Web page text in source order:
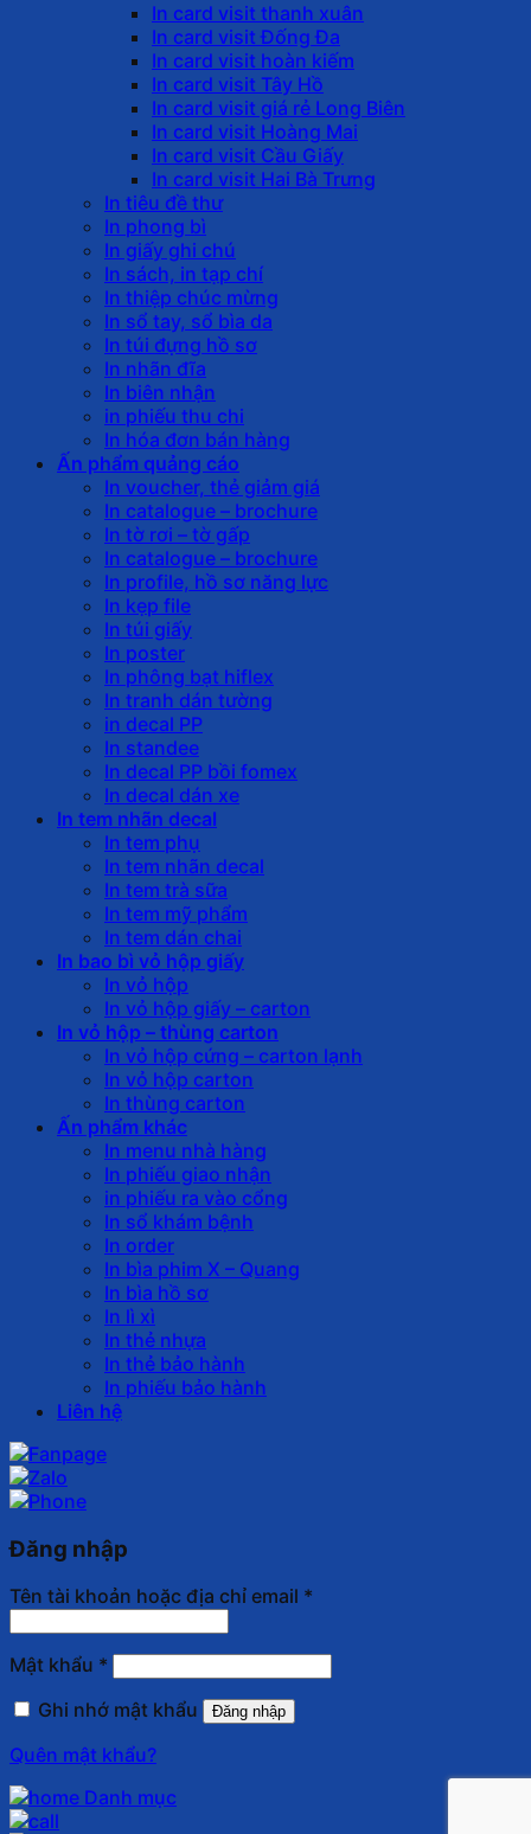
In card visit thanh xuân
In card visit Đống Đa
In card visit hoàn kiếm
In card visit Tây Hồ
In card visit giá rẻ Long Biên
In card visit Hoàng Mai
In card visit Cầu Giấy
In card visit Hai Bà Trưng
In tiêu đề thư
In phong bì
In giấy ghi chú
In sách, in tạp chí
In thiệp chúc mừng
In sổ tay, sổ bìa da
In túi đựng hồ sơ
In nhãn đĩa
In biên nhận
in phiếu thu chi
In hóa đơn bán hàng
Ấn phẩm quảng cáo
In voucher, thẻ giảm giá
In catalogue – brochure
In tờ rơi – tờ gấp
In catalogue – brochure
In profile, hồ sơ năng lực
In kẹp file
In túi giấy
In poster
In phông bạt hiflex
In tranh dán tường
in decal PP
In standee
In decal PP bồi fomex
In decal dán xe
In tem nhãn decal
In tem phụ
In tem nhãn decal
In tem trà sữa
In tem mỹ phẩm
In tem dán chai
In bao bì vỏ hộp giấy
In vỏ hộp
In vỏ hộp giấy – carton
In vỏ hộp – thùng carton
In vỏ hộp cứng – carton lạnh
In vỏ hộp carton
In thùng carton
Ấn phẩm khác
In menu nhà hàng
In phiếu giao nhận
in phiếu ra vào cổng
In sổ khám bệnh
In order
In bìa phim X – Quang
In bìa hồ sơ
In lì xì
In thẻ nhựa
In thẻ bảo hành
In phiếu bảo hành
Liên hệ
Đăng nhập
Tên tài khoản hoặc địa chỉ email *
Mật khẩu *
Ghi nhớ mật khẩu
Đăng nhập
Quên mật khẩu?
Danh mục